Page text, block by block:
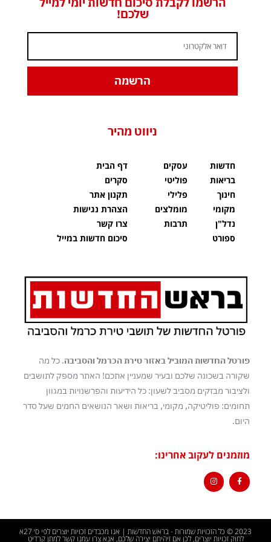
שלכם!
הרשמה
ניווט מהיר
חדשות
בריאות
חינוך
מקומי
נדל"ן
ספורט
עסקים
פוליטי
פלילי
מומלצים
תרבות
דף הבית
סקרים
תקנון אתר
הצהרת נגישות
צרו קשר
סיכום חדשות במייל
פורטל החדשות המוביל באזור טירת הכרמל והסביבה. כל מה
שקורה בשכונה שלכם ובעיר שמעניין אתכם! האתר מספק לתושבים
ולציבור מבזקים מסביב לשעון: כל הידיעות והפרשנויות במגוון
תחומים: פוליטיקה, מקומי, בריאות ושאר הנושאים החמים שעל סדר
היום.
מוזמנים לעקוב אחרינו:
2023 © כל הזכויות שמורות - בראש החדשות | אנו מכבדים זכויות יוצרים לפי ס׳ 27א
לחוק זכויות יוצרים, לכן אם זיהיתם יצירה שלכם, אנא צרו עמנו קשר למתן קרדיט